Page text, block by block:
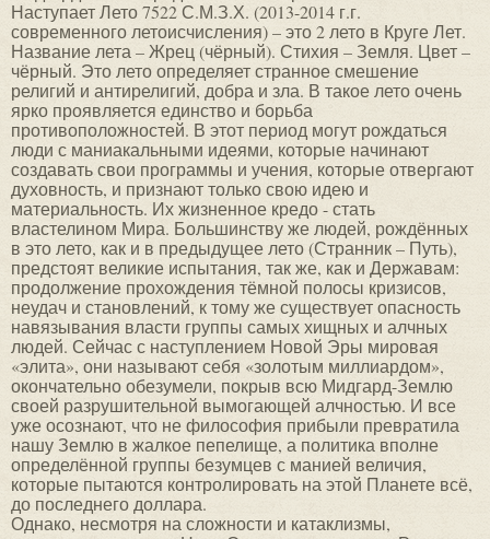
Наступает Лето 7522 С.М.З.Х. (2013-2014 г.г.
современного летоисчисления) – это 2 лето в Круге Лет.
Название лета – Жрец (чёрный). Стихия – Земля. Цвет –
чёрный. Это лето определяет странное смешение
религий и антирелигий, добра и зла. В такое лето очень
ярко проявляется единство и борьба
противоположностей. В этот период могут рождаться
люди с маниакальными идеями, которые начинают
создавать свои программы и учения, которые отвергают
духовность, и признают только свою идею и
материальность. Их жизненное кредо - стать
властелином Мира. Большинству же людей, рождённых
в это лето, как и в предыдущее лето (Странник – Путь),
предстоят великие испытания, так же, как и Державам:
продолжение прохождения тёмной полосы кризисов,
неудач и становлений, к тому же существует опасность
навязывания власти группы самых хищных и алчных
людей. Сейчас с наступлением Новой Эры мировая
«элита», они называют себя «золотым миллиардом»,
окончательно обезумели, покрыв всю Мидгард-Землю
своей разрушительной вымогающей алчностью. И все
уже осознают, что не философия прибыли превратила
нашу Землю в жалкое пепелище, а политика вполне
определённой группы безумцев с манией величия,
которые пытаются контролировать на этой Планете всё,
до последнего доллара.
Однако, несмотря на сложности и катаклизмы,